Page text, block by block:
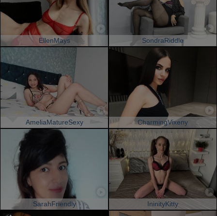
EllenMays SondraRiddle
AmeliaMatureSexy CharmingVixeny
SarahFriendly IninityKitty